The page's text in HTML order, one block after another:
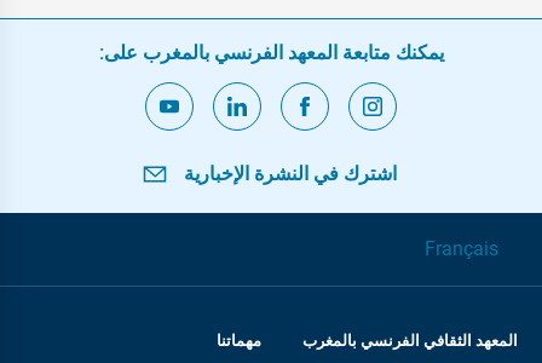
يمكنك متابعة المعهد الفرنسي بالمغرب على:
اشترك في النشرة الإخبارية
Français
المعهد الثقافي الفرنسي بالمغرب مهماتنا